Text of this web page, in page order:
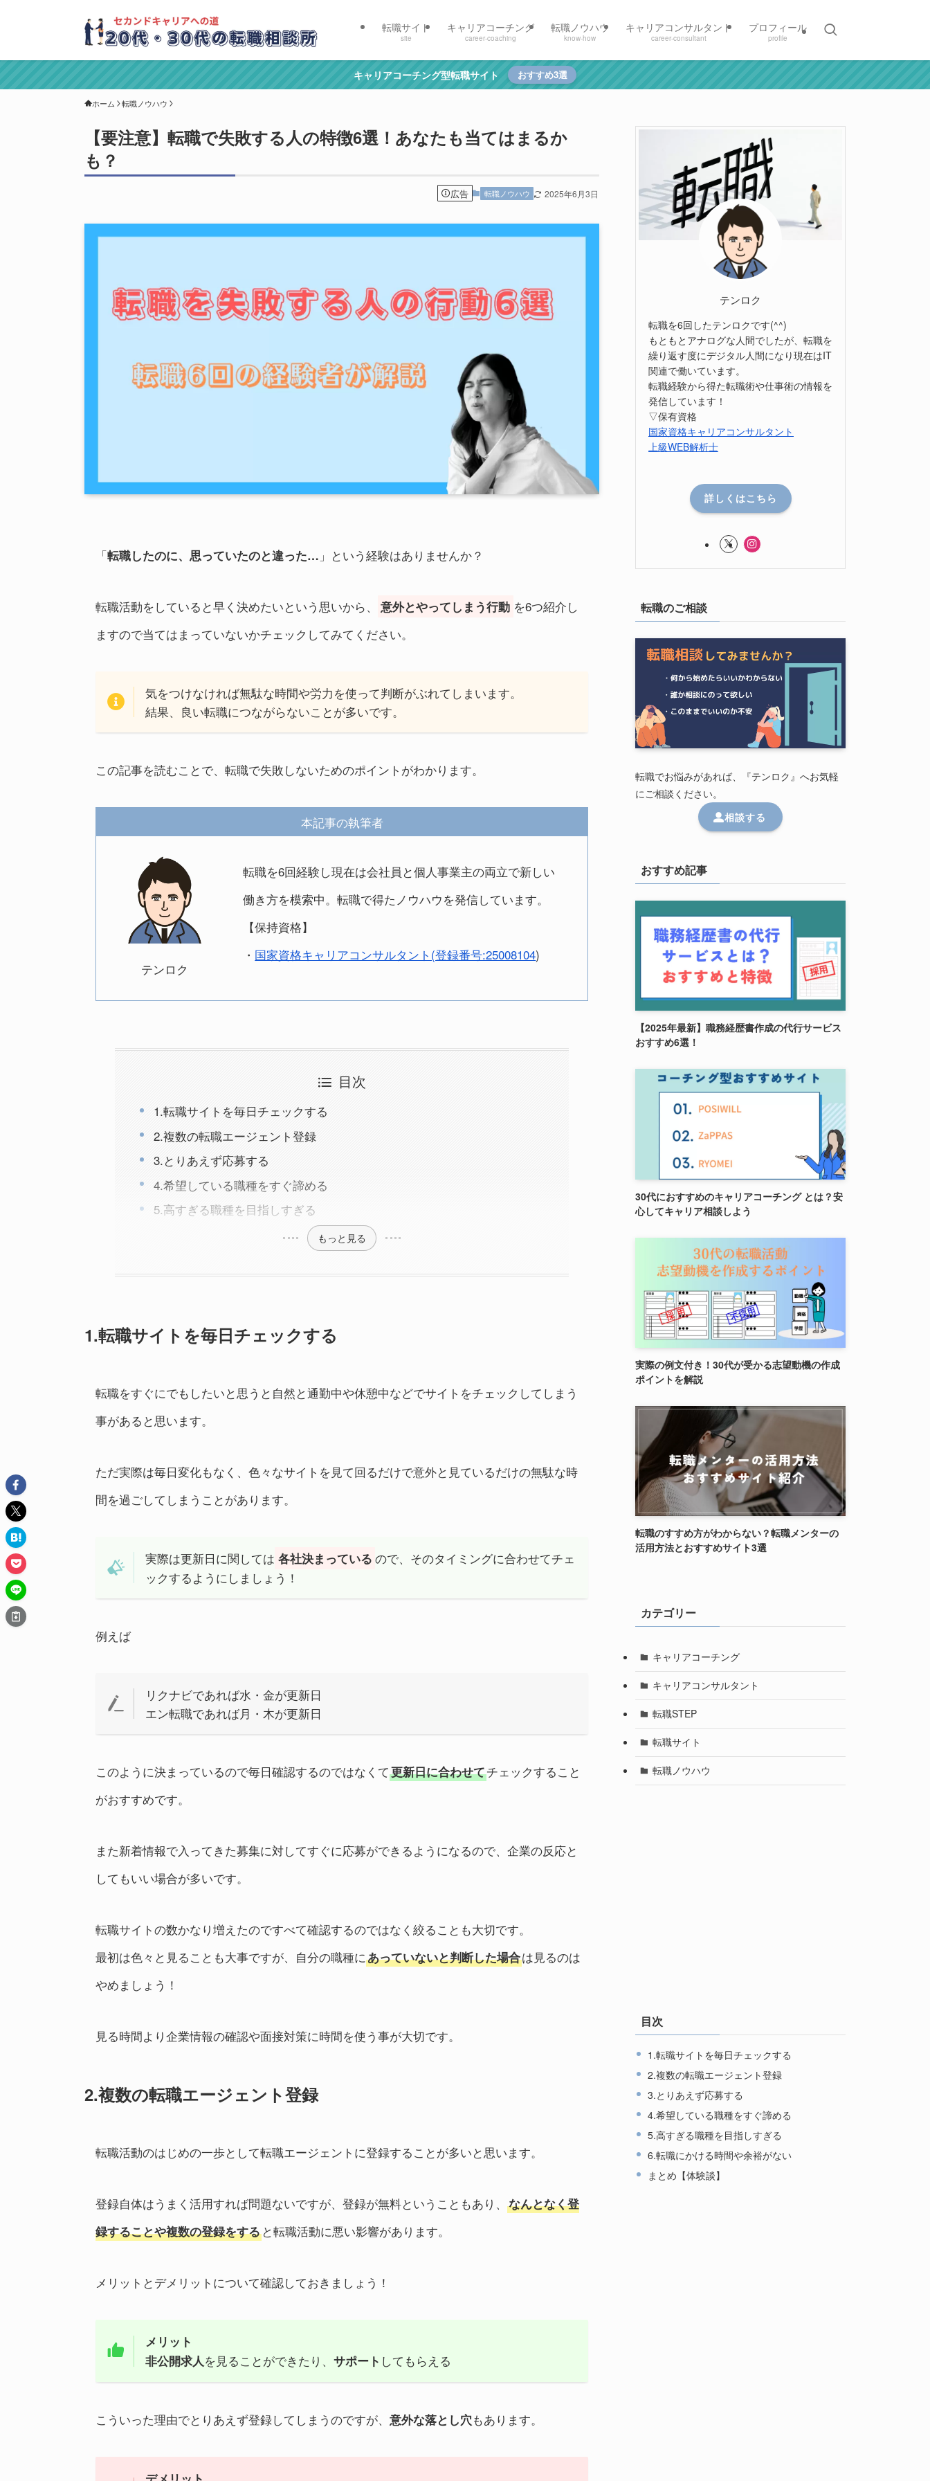
転職サイト
site
キャリアコーチング
career-coaching
転職ノウハウ
know-how
キャリアコンサルタント
career-consultant
プロフィール
profile
キャリアコーチング型転職サイト おすすめ3選
ホーム 転職ノウハウ
【要注意】転職で失敗する人の特徴6選！あなたも当てはまるか
も？
広告 転職ノウハウ 2025年6月3日
「転職したのに、思っていたのと違った… 」という経験はありませんか？
転職活動をしていると早く決めたいという思いから、 意外とやってしまう行動 を6つ紹介し
ますので当てはまっていないかチェックしてみてください。
気をつけなければ無駄な時間や労力を使って判断がぶれてしまいます。
結果、良い転職につながらないことが多いです。
この記事を読むことで、転職で失敗しないためのポイントがわかります。
本記事の執筆者
テンロク
転職を6回経験し現在は会社員と個人事業主の両立で新しい
働き方を模索中。転職で得たノウハウを発信しています。
【保持資格】
・ 国家資格キャリアコンサルタント(登録番号:25008104)
目次
1.転職サイトを毎日チェックする
2.複数の転職エージェント登録
3.とりあえず応募する
4.希望している職種をすぐ諦める
5.高すぎる職種を目指しすぎる
もっと見る
1.転職サイトを毎日チェックする
転職をすぐにでもしたいと思うと自然と通勤中や休憩中などでサイトをチェックしてしまう
事があると思います。
ただ実際は毎日変化もなく、色々なサイトを見て回るだけで意外と見ているだけの無駄な時
間を過ごしてしまうことがあります。
実際は更新日に関しては 各社決まっている ので、そのタイミングに合わせてチェ
ックするようにしましょう！
例えば
リクナビであれば水・金が更新日
エン転職であれば月・木が更新日
このように決まっているので毎日確認するのではなくて更新日に合わせてチェックすること
がおすすめです。
また新着情報で入ってきた募集に対してすぐに応募ができるようになるので、企業の反応と
してもいい場合が多いです。
転職サイトの数かなり増えたのですべて確認するのではなく絞ることも大切です。
最初は色々と見ることも大事ですが、自分の職種にあっていないと判断した場合は見るのは
やめましょう！
見る時間より企業情報の確認や面接対策に時間を使う事が大切です。
2.複数の転職エージェント登録
転職活動のはじめの一歩として転職エージェントに登録することが多いと思います。
登録自体はうまく活用すれば問題ないですが、登録が無料ということもあり、
なんとなく登
録することや複数の登録をする と転職活動に悪い影響があります。
メリットとデメリットについて確認しておきましょう！
メリット
非公開求人を見ることができたり、サポート してもらえる
こういった理由でとりあえず登録してしまうのですが、 意外な落とし穴もあります。
テンロク
転職を6回したテンロクです(^^)
もともとアナログな人間でしたが、転職を
繰り返す度にデジタル人間になり現在はIT
関連で働いています。
転職経験から得た転職術や仕事術の情報を
発信しています！
▽保有資格
国家資格キャリアコンサルタント
上級WEB解析士
詳しくはこちら
転職のご相談
転職でお悩みがあれば、『テンロク』へお気軽
にご相談ください。
相談する
おすすめ記事
【2025年最新】職務経歴書作成の代行サービス
おすすめ6選！
30代におすすめのキャリアコーチング とは？安
心してキャリア相談しよう
実際の例文付き！30代が受かる志望動機の作成
ポイントを解説
転職のすすめ方がわからない？転職メンターの
活用方法とおすすめサイト3選
カテゴリー
キャリアコーチング
キャリアコンサルタント
転職STEP
転職サイト
転職ノウハウ
目次
1.転職サイトを毎日チェックする
2.複数の転職エージェント登録
3.とりあえず応募する
4.希望している職種をすぐ諦める
5.高すぎる職種を目指しすぎる
6.転職にかける時間や余裕がない
まとめ【体験談】